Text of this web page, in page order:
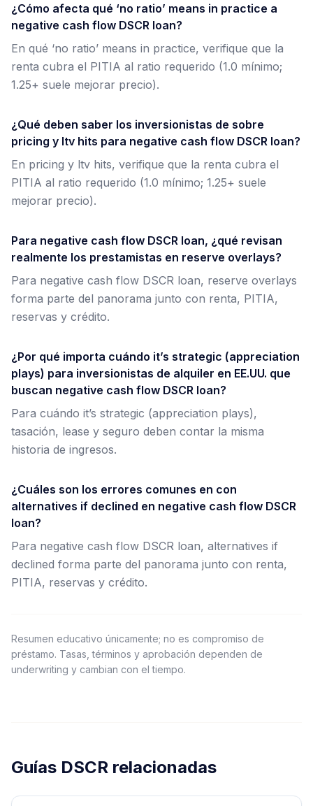
¿Cómo afecta qué ‘no ratio’ means in practice a
negative cash flow DSCR loan?
En qué ‘no ratio’ means in practice, verifique que la
renta cubra el PITIA al ratio requerido (1.0 mínimo;
1.25+ suele mejorar precio).
¿Qué deben saber los inversionistas de sobre
pricing y ltv hits para negative cash flow DSCR loan?
En pricing y ltv hits, verifique que la renta cubra el
PITIA al ratio requerido (1.0 mínimo; 1.25+ suele
mejorar precio).
Para negative cash flow DSCR loan, ¿qué revisan
realmente los prestamistas en reserve overlays?
Para negative cash flow DSCR loan, reserve overlays
forma parte del panorama junto con renta, PITIA,
reservas y crédito.
¿Por qué importa cuándo it’s strategic (appreciation
plays) para inversionistas de alquiler en EE.UU. que
buscan negative cash flow DSCR loan?
Para cuándo it’s strategic (appreciation plays),
tasación, lease y seguro deben contar la misma
historia de ingresos.
¿Cuáles son los errores comunes en con
alternatives if declined en negative cash flow DSCR
loan?
Para negative cash flow DSCR loan, alternatives if
declined forma parte del panorama junto con renta,
PITIA, reservas y crédito.
Resumen educativo únicamente; no es compromiso de
préstamo. Tasas, términos y aprobación dependen de
underwriting y cambian con el tiempo.
Guías DSCR relacionadas